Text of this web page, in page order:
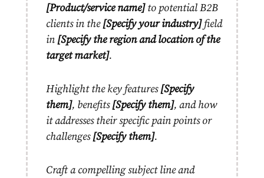
[Product/service name]to potential B2B
clients in the[Specify your industry]field
in [Specify the region and location of the
target market].
Highlight the key features[Specify
them], benefits[Specify them], and how
it addresses their specific pain points or
challenges[Specify them].
Craft a compelling subject line and